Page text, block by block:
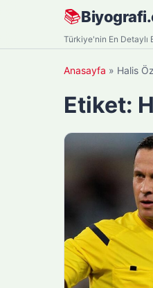
📚
Türkiye'nin En Detaylı
Anasayfa » Halis
Etiket: